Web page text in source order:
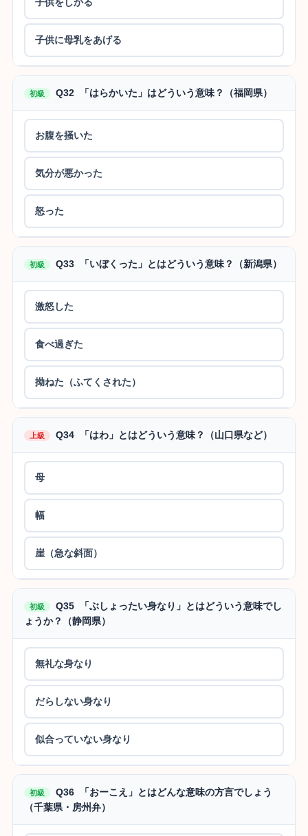
子供に母乳をあげる
初級 Q32 「はらかいた」はどういう意味？（福岡県）
お腹を掻いた
気分が悪かった
怒った
初級 Q33 「いぼくった」とはどういう意味？（新潟県）
激怒した
食べ過ぎた
拗ねた（ふてくされた）
上級 Q34 「はわ」とはどういう意味？（山口県など）
母
幅
崖（急な斜面）
初級
Q35 「ぶしょったい身なり」とはどういう意味でし
ょうか？（静岡県）
無礼な身なり
だらしない身なり
似合っていない身なり
初級
Q36 「おーこえ」とはどんな意味の方言でしょう
（千葉県・房州弁）